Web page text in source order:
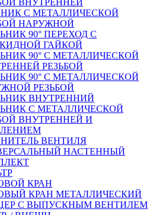
ВНУТРЕННЕЙ
С МЕТАЛЛИЧЕСКОЙ
НАРУЖНОЙ
90° ПЕРЕХОД С
ГАЙКОЙ
90° С МЕТАЛЛИЧЕСКОЙ
РЕЗЬБОЙ
90° С МЕТАЛЛИЧЕСКОЙ
РЕЗЬБОЙ
ВНУТРЕННИЙ
С МЕТАЛЛИЧЕСКОЙ
ВНУТРЕННЕЙ И
ВЕНТИЛЯ
НАСТЕННЫЙ
КРАН
КРАН МЕТАЛЛИЧЕСКИЙ
С ВЫПУСКНЫМ ВЕНТИЛЕМ